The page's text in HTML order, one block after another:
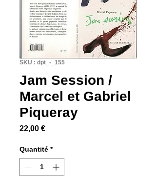
SKU : dpt_-_155
Jam Session /
Marcel et Gabriel
Piqueray
22,00 €Prix
Quantité *